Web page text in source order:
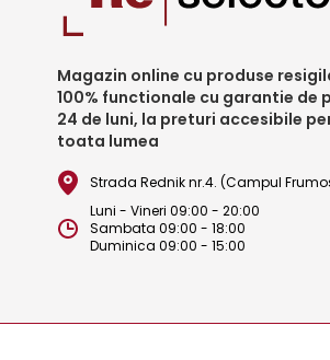
Magazin online cu produse
100% functionale cu garantie de
24 de luni, la preturi accesibile
toata lumea
Strada Rednik nr.4. (Campul
Luni - Vineri 09:00 - 20:00
Sambata 09:00 - 18:00
Duminica 09:00 - 15:00